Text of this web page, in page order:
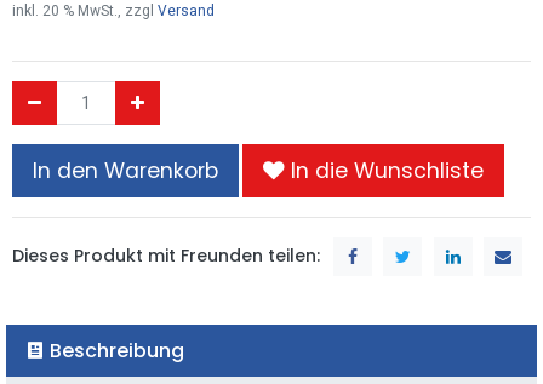
inkl. 20 % MwSt., zzgl Versand
In den Warenkorb In die Wunschliste
Dieses Produkt mit Freunden teilen:
Beschreibung